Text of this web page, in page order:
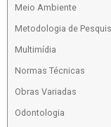
Meio Ambiente
Metodologia de
Multimídia
Normas Técnicas
Obras Variadas
Odontologia